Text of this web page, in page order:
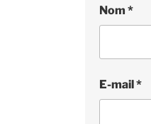
Nom *
E-mail*